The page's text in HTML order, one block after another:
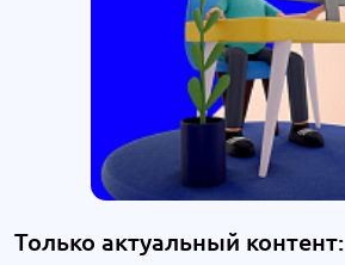
Только актуальный контент: